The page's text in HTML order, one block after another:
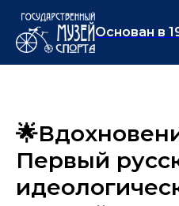
Основан в
Первый